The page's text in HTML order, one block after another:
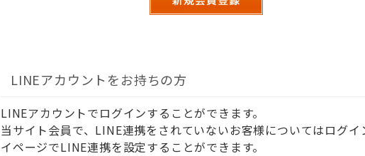
LINEアカウントをお持ちの方
LINEアカウントでログインすることができます。
当サイト会員で、LINE連携をされていないお客様についてはログイ
イページでLINE連携を設定することができます。